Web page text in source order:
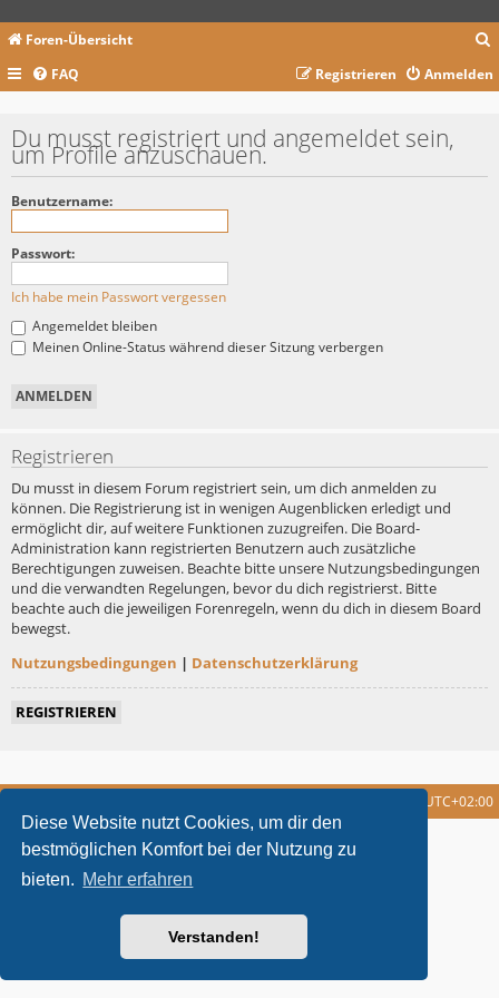
Diese Website nutzt Cookies, um dir den
bestmöglichen Komfort bei der Nutzung zu
bieten. Mehr erfahren
Verstanden!
Foren-Übersicht
c
FAQ Anmelden
Registrieren
Du musst registriert und angemeldet sein,
um Profile anzuschauen.
Benutzername:
Passwort:
Ich habe mein Passwort vergessen
Angemeldet bleiben
Meinen Online-Status während dieser Sitzung verbergen
Registrieren
Du musst in diesem Forum registriert sein, um dich anmelden zu
können. Die Registrierung ist in wenigen Augenblicken erledigt und
ermöglicht dir, auf weitere Funktionen zuzugreifen. Die Board-
Administration kann registrierten Benutzern auch zusätzliche
Berechtigungen zuweisen. Beachte bitte unsere Nutzungsbedingungen
und die verwandten Regelungen, bevor du dich registrierst. Bitte
beachte auch die jeweiligen Forenregeln, wenn du dich in diesem Board
bewegst.
Nutzungsbedingungen | Datenschutzerklärung
REGISTRIEREN
UTC+02:00
metrolike style by Eric Seguin Updated for phpBB3.2 by
Powered byphpBB ® Forum Software © phpBB Limited
Deutsche Übersetzung durch